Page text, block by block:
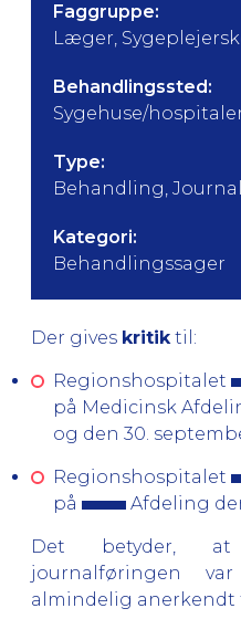
Faggruppe:
Læger,
Behandlingssted:
Sygehuse/
Type:
Behandling,
Kategori:
Behandlingssager
Der gives kritik til:
Regionshospitalet
på Medicinsk
og den 30.
Regionshospitalet
på
Afdeling
Det betyder, at
journalføringen
almindelig anerkendt